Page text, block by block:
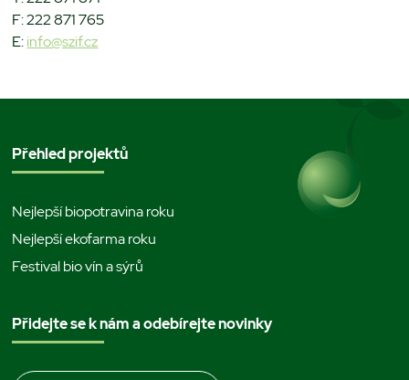
F: 222 871 765
E:info@szif.cz
Přehled projektů
Nejlepší biopotravina roku
Nejlepší ekofarma roku
Festival bio vín a sýrů
Přidejte se k nám a odebírejte novinky